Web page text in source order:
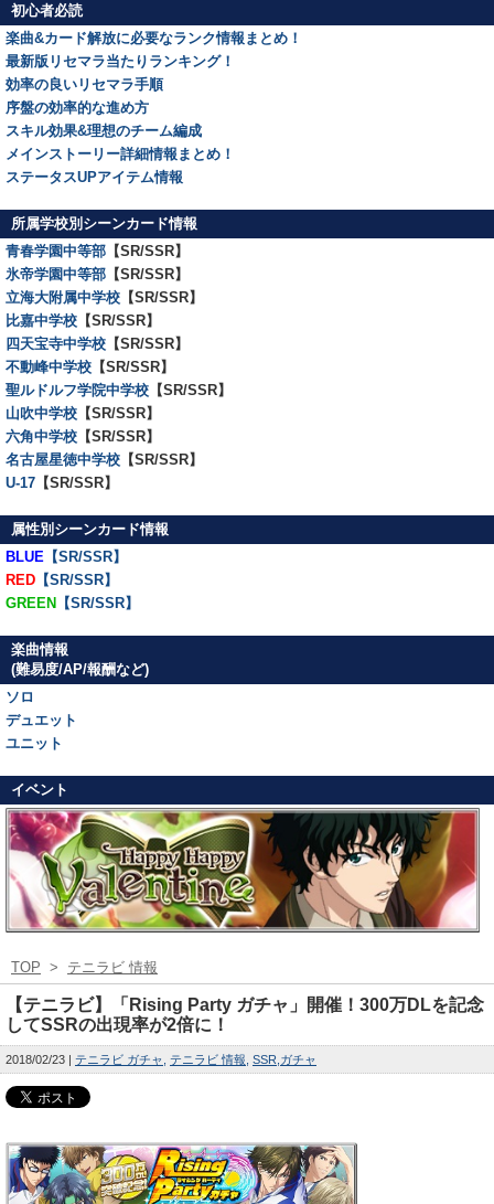
初心者必読
楽曲&カード解放に必要なランク情報まとめ！
最新版リセマラ当たりランキング！
効率の良いリセマラ手順
序盤の効率的な進め方
スキル効果&理想のチーム編成
メインストーリー詳細情報まとめ！
ステータスUPアイテム情報
所属学校別シーンカード情報
青春学園中等部 【SR/SSR】
氷帝学園中等部 【SR/SSR】
立海大附属中学校 【SR/SSR】
比嘉中学校 【SR/SSR】
四天宝寺中学校 【SR/SSR】
不動峰中学校 【SR/SSR】
聖ルドルフ学院中学校 【SR/SSR】
山吹中学校 【SR/SSR】
六角中学校 【SR/SSR】
名古屋星徳中学校 【SR/SSR】
U-17 【SR/SSR】
属性別シーンカード情報
BLUE 【SR/SSR】
RED 【SR/SSR】
GREEN 【SR/SSR】
楽曲情報
(難易度/AP/報酬など)
ソロ
デュエット
ユニット
イベント
TOP > テニラビ 情報
【テニラビ】「Rising Party ガチャ」開催！300万DLを記念
してSSRの出現率が2倍に！
2018/02/23 テニラビ ガチャ テニラビ 情報 SSR ガチャ